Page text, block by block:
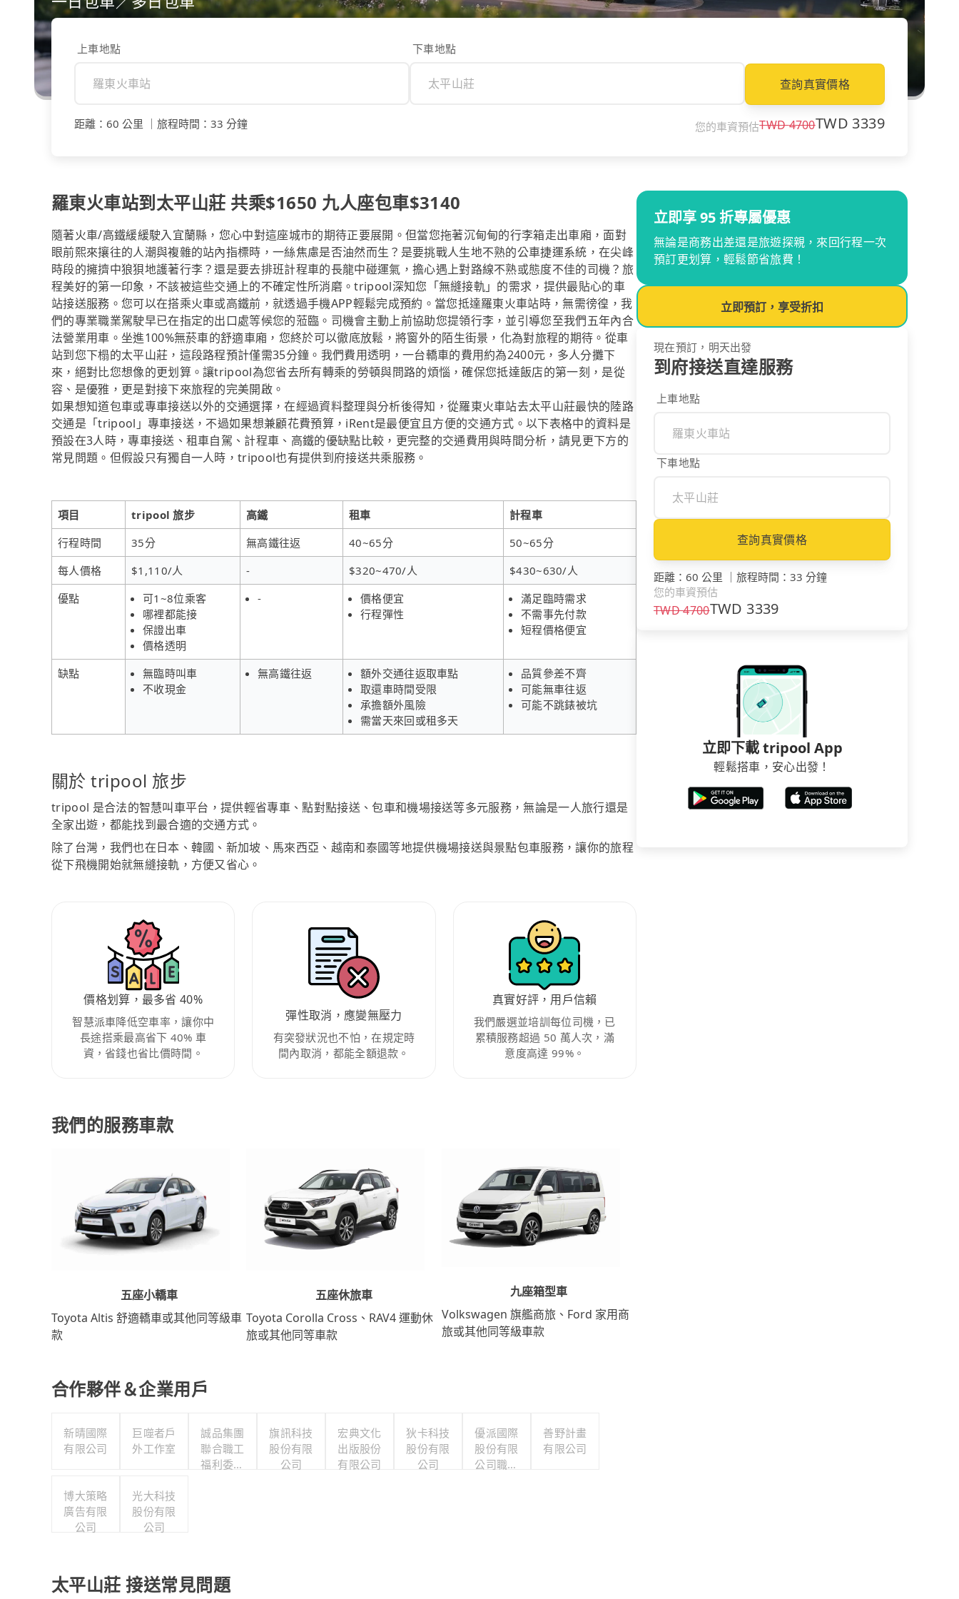
上車地點 下車地點
查詢真實價格
距離 ： 60 公里 旅程時間 ： 33 分鐘 您的車資預估TWD4700TWD 3339
羅東火車站到太平山莊 共乘$1650 九人座包車$3140
隨著火車/高鐵緩緩駛入宜蘭縣，您心中對這座城市的期待正要展開。但當您拖著沉甸甸的行李箱走出車廂，面對
眼前熙來攘往的人潮與複雜的站內指標時，一絲焦慮是否油然而生？是要挑戰人生地不熟的公車捷運系統，在尖峰
時段的擁擠中狼狽地護著行李？還是要去排班計程車的長龍中碰運氣，擔心遇上對路線不熟或態度不佳的司機？旅
程美好的第一印象，不該被這些交通上的不確定性所消磨。tripool深知您「無縫接軌」的需求，提供最貼心的車
站接送服務。您可以在搭乘火車或高鐵前，就透過手機APP輕鬆完成預約。當您抵達羅東火車站時，無需徬徨，我
們的專業職業駕駛早已在指定的出口處等候您的蒞臨。司機會主動上前協助您提領行李，並引導您至我們五年內合
法營業用車。坐進100%無菸車的舒適車廂，您終於可以徹底放鬆，將窗外的陌生街景，化為對旅程的期待。從車
站到您下榻的太平山莊，這段路程預計僅需35分鐘。我們費用透明，一台轎車的費用約為2400元，多人分攤下
來，絕對比您想像的更划算。讓tripool為您省去所有轉乘的勞頓與問路的煩惱，確保您抵達飯店的第一刻，是從
容、是優雅，更是對接下來旅程的完美開啟。
如果想知道包車或專車接送以外的交通選擇，在經過資料整理與分析後得知，從羅東火車站去太平山莊最快的陸路
交通是「tripool」專車接送，不過如果想兼顧花費預算，iRent是最便宜且方便的交通方式。以下表格中的資料是
預設在3人時，專車接送、租車自駕、計程車、高鐵的優缺點比較，更完整的交通費用與時間分析，請見更下方的
常見問題。但假設只有獨自一人時，tripool也有提供到府接送共乘服務。
項目 tripool 旅步 高鐵 租車
計程車
行程時間
35分 無高鐵往返 40~65分
50~65分
每人價格
$1,110/人 - $320~470/人
$430~630/人
優點
可1~8位乘客
哪裡都能接
保證出車
價格透明
-
價格便宜
行程彈性
滿足臨時需求
不需事先付款
短程價格便宜
缺點
無臨時叫車
不收現金
無高鐵往返
額外交通往返取車點
取還車時間受限
承擔額外風險
需當天來回或租多天
品質參差不齊
可能無車往返
可能不跳錶被坑
關於 tripool 旅步
tripool 是合法的智慧叫車平台，提供輕省專車、點對點接送、包車和機場接送等多元服務，無論是一人旅行還是
全家出遊，都能找到最合適的交通方式。
除了台灣，我們也在日本、韓國、新加坡、馬來西亞、越南和泰國等地提供機場接送與景點包車服務，讓你的旅程
從下飛機開始就無縫接軌，方便又省心。
價格划算，最多省 40%
智慧派車降低空車率，讓你中
長途搭乘最高省下 40% 車
資，省錢也省比價時間。
彈性取消，應變無壓力
有突發狀況也不怕，在規定時
間內取消，都能全額退款。
真實好評，用戶信賴
我們嚴選並培訓每位司機，已
累積服務超過 50 萬人次，滿
意度高達 99%。
我們的服務車款
五座小轎車
Toyota Altis 舒適轎車或其他同等級車
款
五座休旅車
Toyota Corolla Cross、RAV4 運動休
旅或其他同等車款
九座箱型車
Volkswagen 旗艦商旅、Ford 家用商
旅或其他同等級車款
合作夥伴＆企業用戶
新晴國際
有限公司
巨噬者戶
外工作室
誠品集團
聯合職工
福利委員
旗訊科技
股份有限
公司
宏典文化
出版股份
有限公司
狄卡科技
股份有限
公司
優派國際
股份有限
公司職工
善野計畫
有限公司
博大策略
廣告有限
公司
光大科技
股份有限
公司
太平山莊 接送常見問題
立即享 95 折專屬優惠
無論是商務出差還是旅遊探親，來回行程一次
預訂更划算，輕鬆節省旅費！
立即預訂，享受折扣
現在預訂，明天出發
到府接送直達服務
上車地點
下車地點
查詢真實價格
距離 ： 60 公里 ｜ 旅程時間 ： 33 分鐘
您的車資預估
TWD4700TWD 3339
立即下載 tripool App
輕鬆搭車，安心出發！